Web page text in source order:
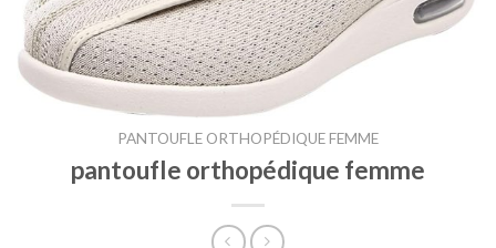
PANTOUFLE ORTHOPÉDIQUE FEMME
pantoufle orthopédique femme